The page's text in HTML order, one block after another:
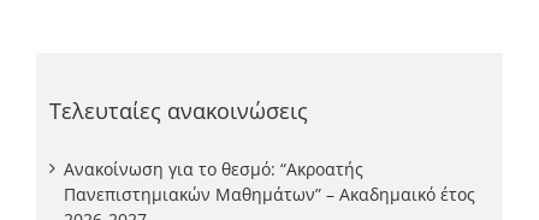
Τελευταίες ανακοινώσεις
Ανακοίνωση για το θεσμό: “Ακροατής
Πανεπιστημιακών Μαθημάτων” – Ακαδημαικό έτος